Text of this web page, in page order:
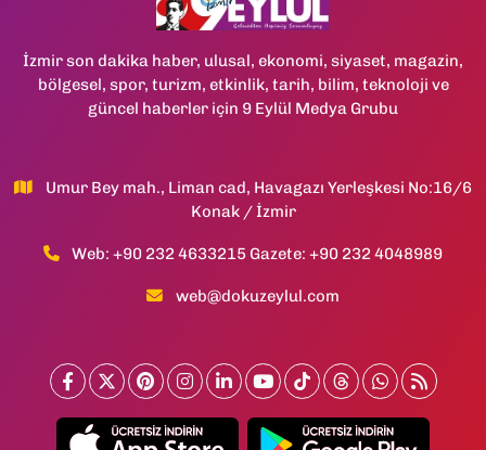
İzmir son dakika haber, ulusal, ekonomi, siyaset, magazin,
bölgesel, spor, turizm, etkinlik, tarih, bilim, teknoloji ve
güncel haberler için 9 Eylül Medya Grubu
Umur Bey mah., Liman cad, Havagazı Yerleşkesi No:16/6
Konak / İzmir
Web: +90 232 4633215 Gazete: +90 232 4048989
web@dokuzeylul.com